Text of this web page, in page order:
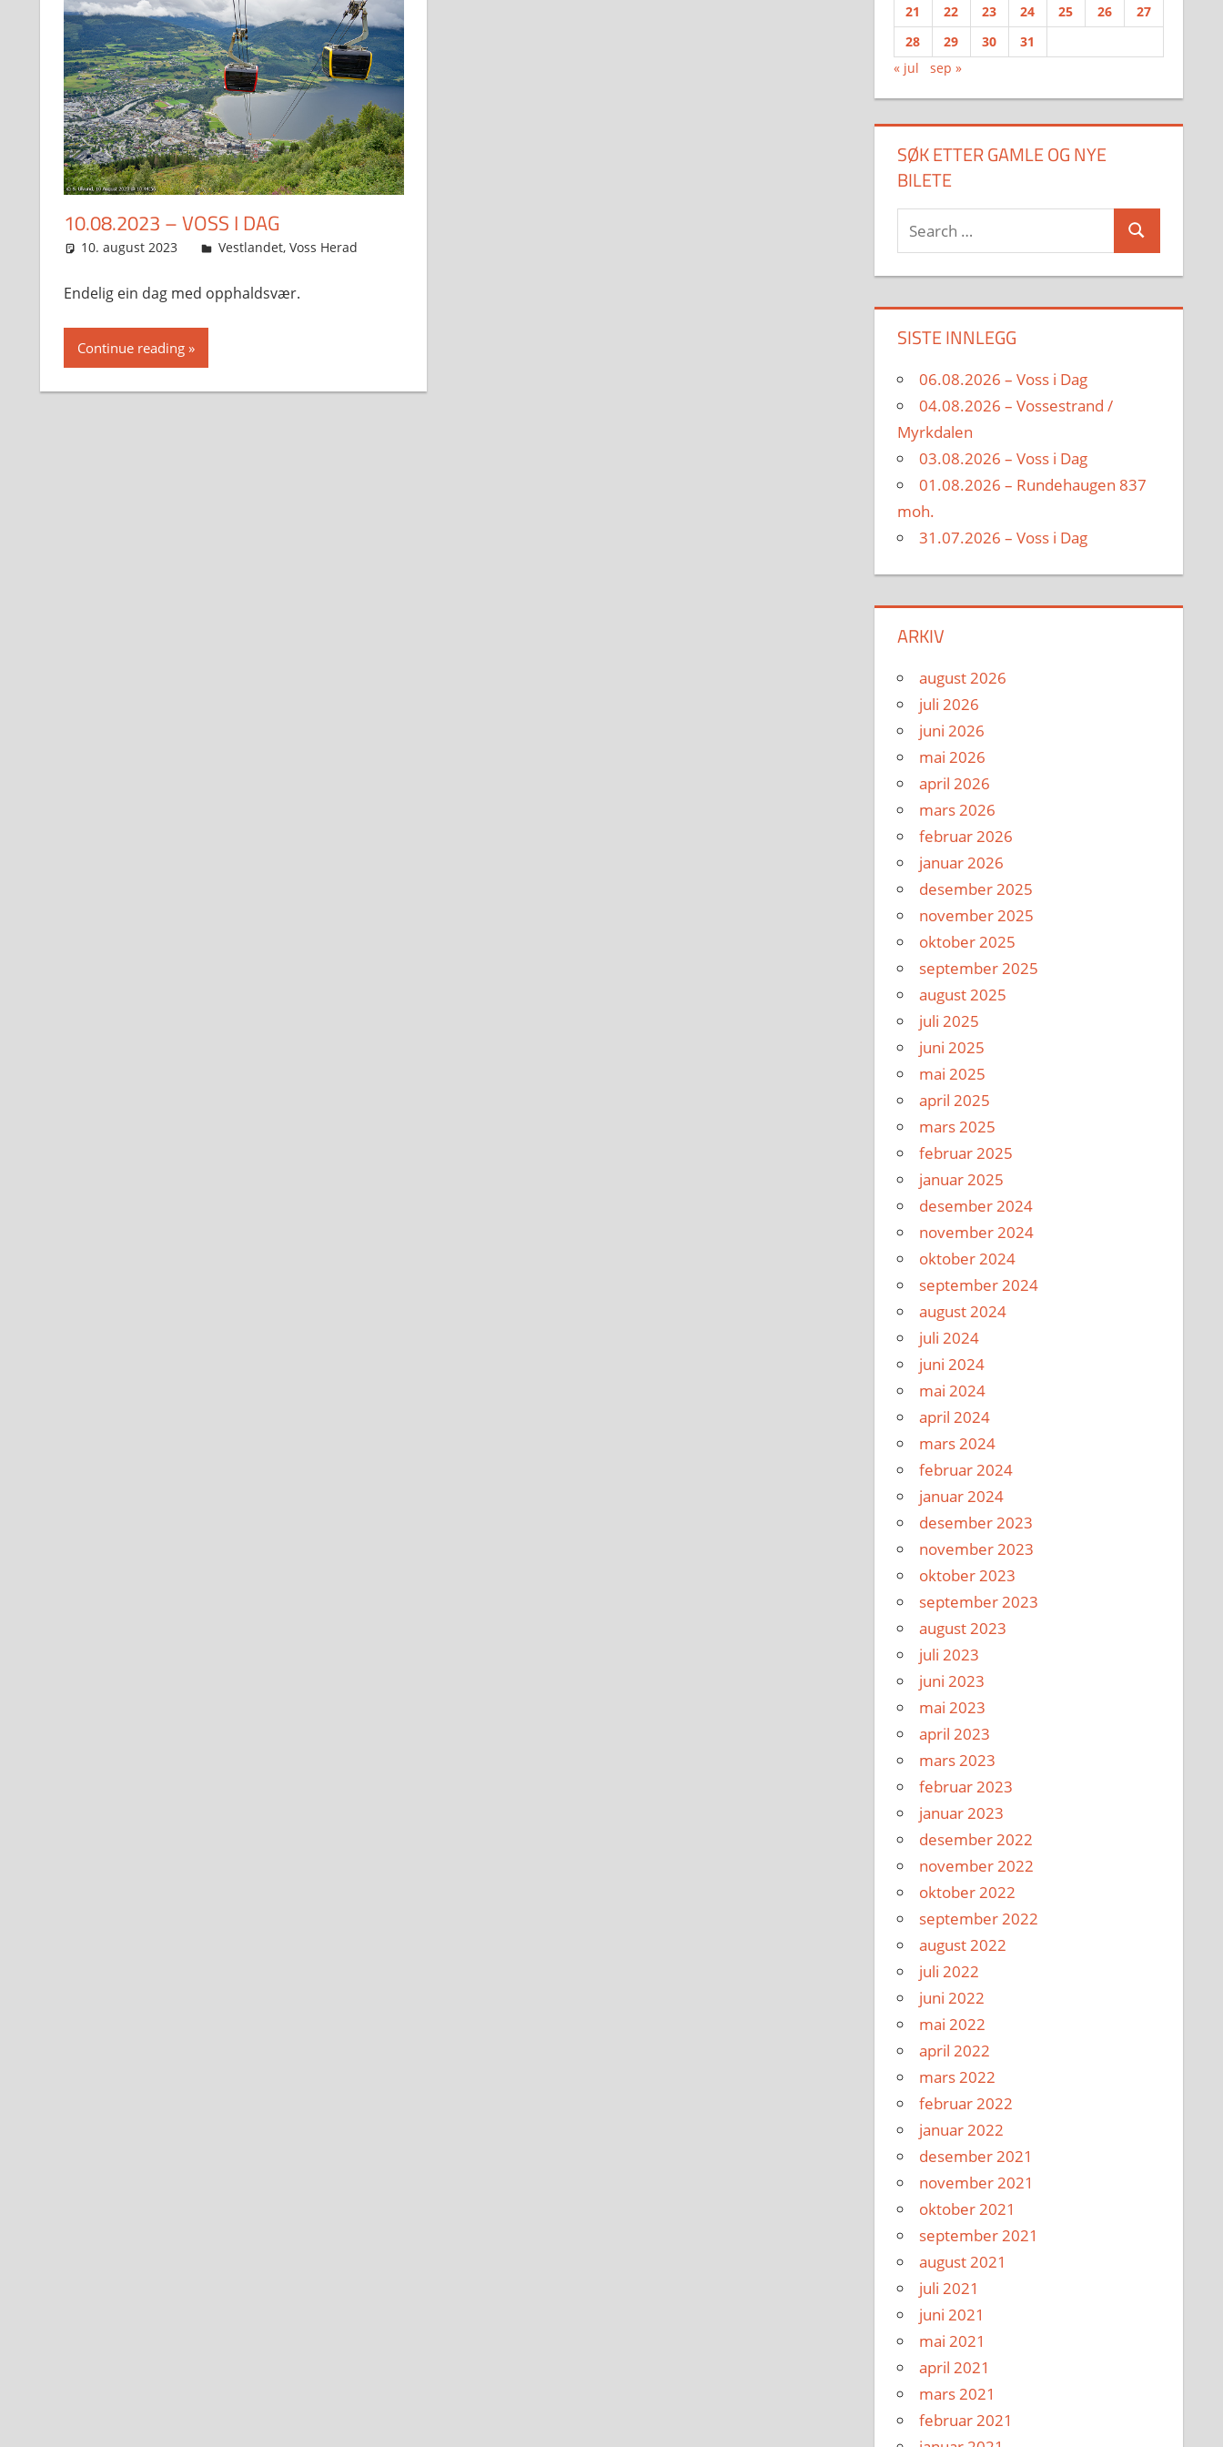
10.08.2023 – VOSS I DAG
10. august 2023 Svein
Vestlandet, Voss Herad
Endelig ein dag med opphaldsvær.
Continue reading
21
22 23 24 25 26
27
28
29 30
31
« jul
sep »
SØK ETTER GAMLE OG NYE
BILETE
Search
for:
Search
SISTE INNLEGG
06.08.2026 – Voss i Dag
04.08.2026 – Vossestrand /
Myrkdalen
03.08.2026 – Voss i Dag
01.08.2026 – Rundehaugen 837
moh.
31.07.2026 – Voss i Dag
ARKIV
august 2026
juli 2026
juni 2026
mai 2026
april 2026
mars 2026
februar 2026
januar 2026
desember 2025
november 2025
oktober 2025
september 2025
august 2025
juli 2025
juni 2025
mai 2025
april 2025
mars 2025
februar 2025
januar 2025
desember 2024
november 2024
oktober 2024
september 2024
august 2024
juli 2024
juni 2024
mai 2024
april 2024
mars 2024
februar 2024
januar 2024
desember 2023
november 2023
oktober 2023
september 2023
august 2023
juli 2023
juni 2023
mai 2023
april 2023
mars 2023
februar 2023
januar 2023
desember 2022
november 2022
oktober 2022
september 2022
august 2022
juli 2022
juni 2022
mai 2022
april 2022
mars 2022
februar 2022
januar 2022
desember 2021
november 2021
oktober 2021
september 2021
august 2021
juli 2021
juni 2021
mai 2021
april 2021
mars 2021
februar 2021